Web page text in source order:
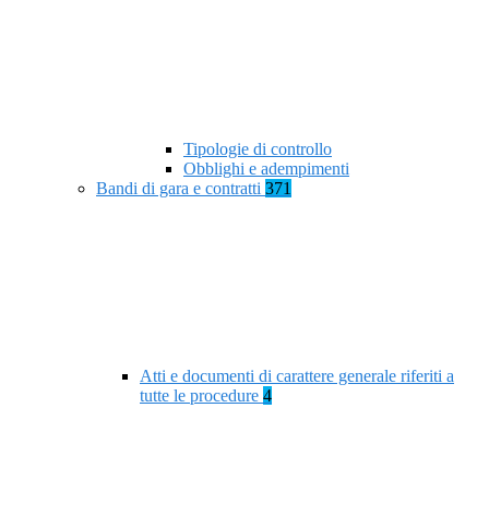
Tipologie di controllo
Obblighi e adempimenti
Bandi di gara e contratti 371
Atti e documenti di carattere generale riferiti a
tutte le procedure 4